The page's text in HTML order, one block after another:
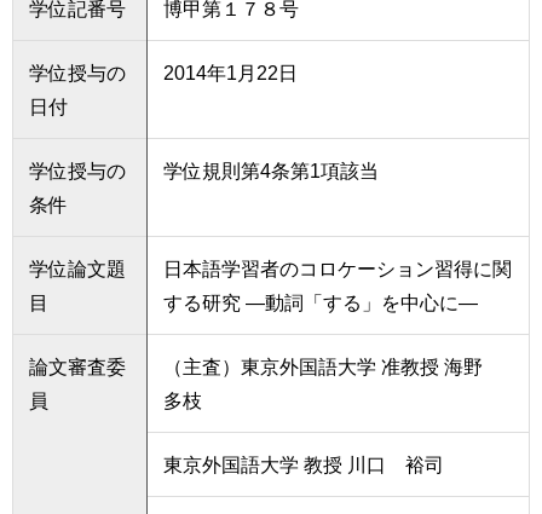
学位記番号 博甲第１７８号
学位授与の
日付
2014年1月22日
学位授与の
条件
学位規則第4条第1項該当
学位論文題
目
日本語学習者のコロケーション習得に関
する研究 ―動詞「する」を中心に―
論文審査委
員
（主査）東京外国語大学 准教授 海野
多枝
東京外国語大学 教授 川口 裕司